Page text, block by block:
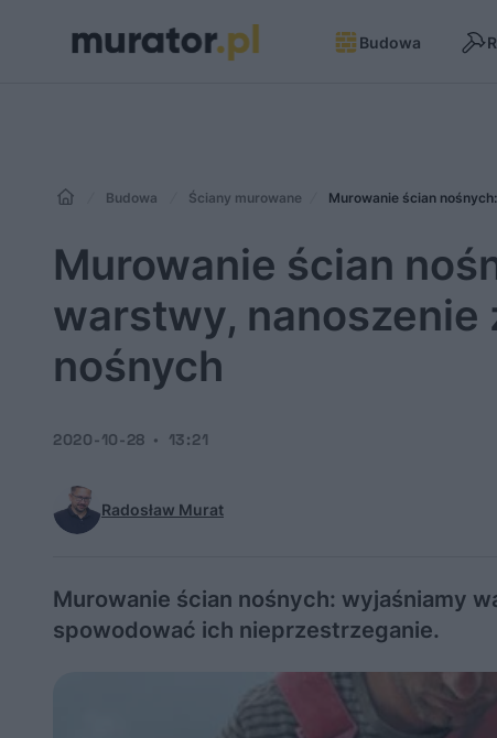
Budowa
Budowa Ściany murowane Murowanie ścian
Murowanie ścian
warstwy, nanoszenie
nośnych
Radosław Murat
2020-10-28 13:21
Murowanie ścian nośnych: wyjaśniamy
spowodować ich nieprzestrzeganie.